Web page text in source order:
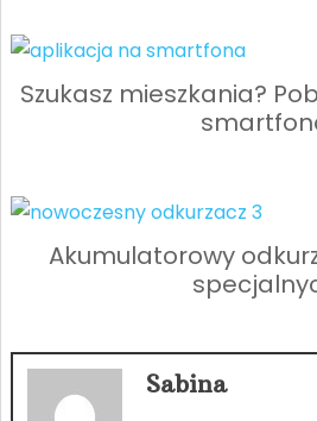
Szukasz mieszkania?
Akumulatorowy
Sabina